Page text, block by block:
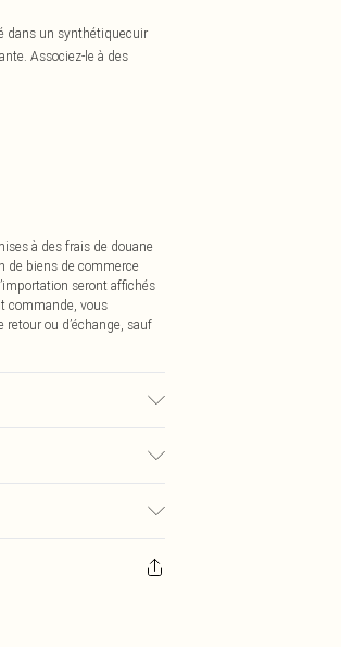
dans un synthétiquecuir
Associez-le à des
à des frais de douane
de biens de commerce
seront affichés
commande, vous
ou d’échange, sauf
€9.99
pour piercings, les jouets
surmatelas et les